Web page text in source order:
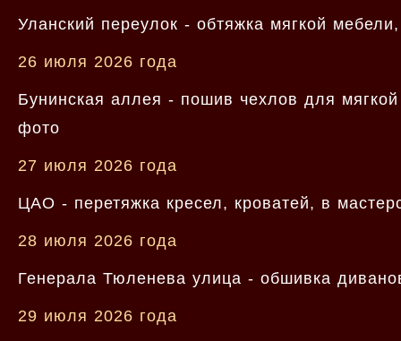
Уланский переулок - обтяжка мягкой
26 июля 2026 года
Бунинская аллея - пошив чехлов для
фото
27 июля 2026 года
ЦАО - перетяжка кресел, кроватей, в
28 июля 2026 года
Генерала Тюленева улица - обшивка
29 июля 2026 года